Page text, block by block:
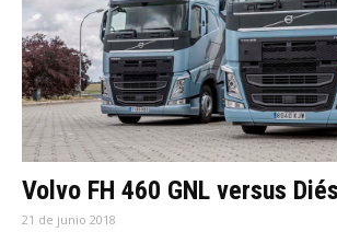
Volvo FH 460 GNL versus
21 de junio 2018